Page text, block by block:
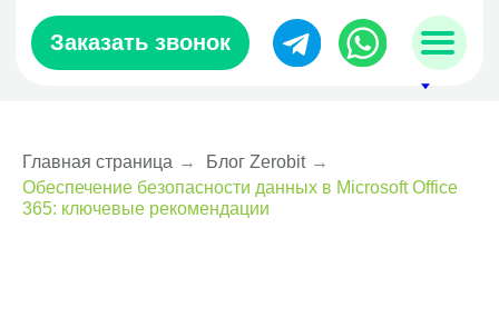
sales@zerobit.kz
Заказать звонок
Главная страница → Блог Zerobit →
Обеспечение безопасности данных в Microsoft Office
365: ключевые рекомендации